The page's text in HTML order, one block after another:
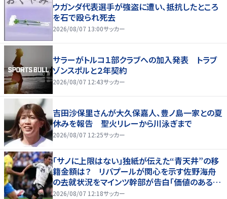
ウガンダ代表選手が強盗に遭い、抵抗したところ
を石で殴られ死去
2026/08/07 13:00サッカー
サラーがトルコ１部クラブへの加入発表 トラブ
ゾンスポルと２年契約
2026/08/07 12:43サッカー
吉田沙保里さんが大久保嘉人、豊ノ島一家との夏
休みを報告 聖火リレーから川泳ぎまで
2026/08/07 12:25サッカー
「サノに上限はない」独紙が伝えた“青天井”の移
籍金額は？ リバプールが関心を示す佐野海舟
の去就状況をマインツ幹部が告白「価値のあるも
のになる」
2026/08/07 12:18サッカー